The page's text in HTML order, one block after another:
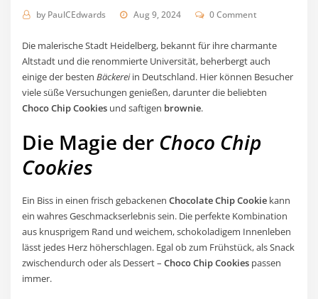
by PaulCEdwards Aug 9, 2024 0 Comment
Die malerische Stadt Heidelberg, bekannt für ihre charmante
Altstadt und die renommierte Universität, beherbergt auch
einige der bestenBäckereiin Deutschland. Hier können Besucher
viele süße Versuchungen genießen, darunter die beliebten
Choco Chip Cookies und saftigen brownie.
Die Magie der Choco Chip
Cookies
Ein Biss in einen frisch gebackenenChocolate Chip Cookie kann
ein wahres Geschmackserlebnis sein. Die perfekte Kombination
aus knusprigem Rand und weichem, schokoladigem Innenleben
lässt jedes Herz höherschlagen. Egal ob zum Frühstück, als Snack
zwischendurch oder als Dessert –Choco Chip Cookies passen
immer.